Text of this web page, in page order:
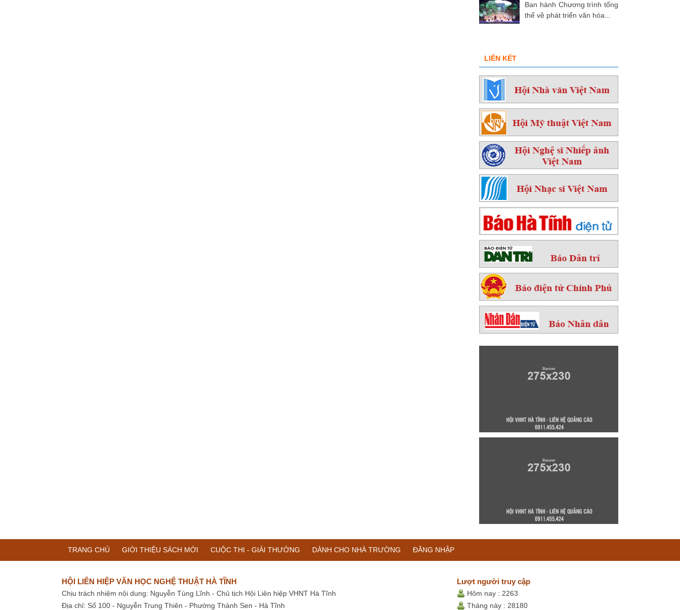
Ban hành Chương trình tổng
thể về phát triển văn hóa...
LIÊN KẾT
TRANG CHỦ GIỚI THIỆU SÁCH MỚI CUỘC THI - GIẢI THƯỞNG DÀNH CHO NHÀ TRƯỜNG ĐĂNG NHẬP
HỘI LIÊN HIỆP VĂN HỌC NGHỆ THUẬT HÀ TĨNH
Chịu trách nhiệm nội dung: Nguyễn Tùng Lĩnh - Chủ tịch Hội Liên hiệp VHNT Hà Tĩnh
Địa chỉ: Số 100 - Nguyễn Trung Thiên - Phường Thành Sen - Hà Tĩnh
Lượt người truy cập
Hôm nay : 2263
Tháng này : 28180